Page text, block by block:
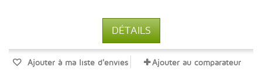
DÉTAILS
Ajouter à ma liste d'envies Ajouter au comparateur